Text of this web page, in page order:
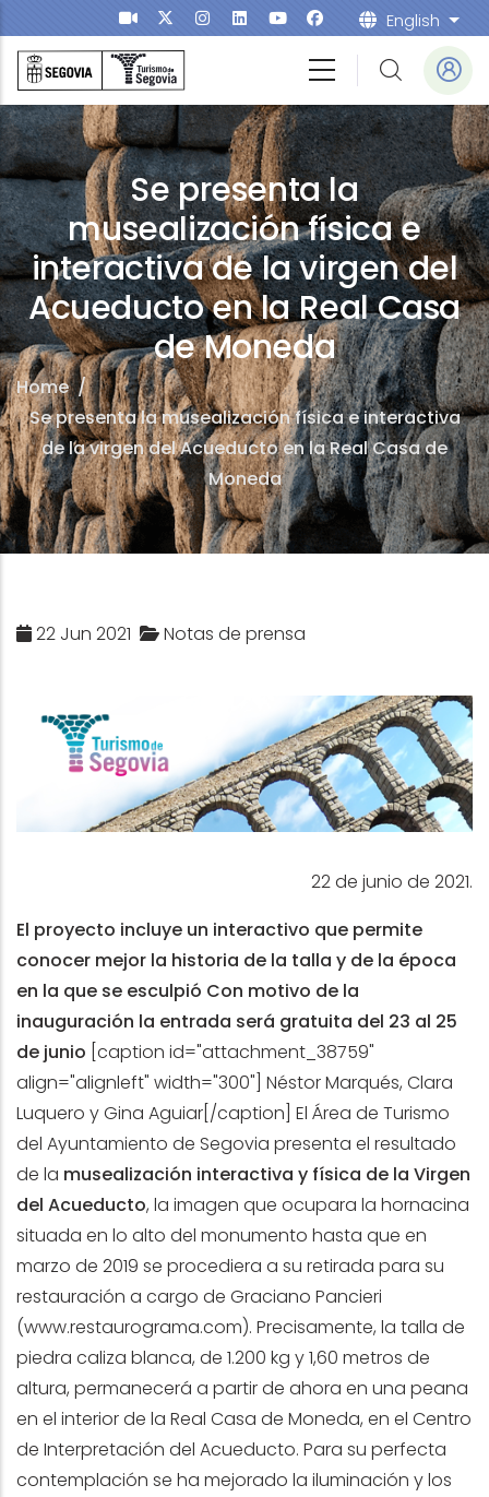
Skip to main content English List
Se presenta la
musealización física e
interactiva de la virgen del
Acueducto en la Real Casa
de Moneda
Home/
Se presenta la musealización física e interactiva
de la virgen del Acueducto en la Real Casa de
Moneda
22 Jun 2021 Notas de prensa
22 de junio de 2021.
El proyecto incluye un interactivo que permite
conocer mejor la historia de la talla y de la época
en la que se esculpió Con motivo de la
inauguración la entrada será gratuita del 23 al 25
de junio [caption id="attachment_38759"
align="alignleft" width="300"] Néstor Marqués, Clara
Luquero y Gina Aguiar[/caption] El Área de Turismo
del Ayuntamiento de Segovia presenta el resultado
de la musealización interactiva y física de la Virgen
del Acueducto, la imagen que ocupara la hornacina
situada en lo alto del monumento hasta que en
marzo de 2019 se procediera a su retirada para su
restauración a cargo de Graciano Pancieri
(www.restaurograma.com). Precisamente, la talla de
piedra caliza blanca, de 1.200 kg y 1,60 metros de
altura, permanecerá a partir de ahora en una peana
en el interior de la Real Casa de Moneda, en el Centro
de Interpretación del Acueducto. Para su perfecta
contemplación se ha mejorado la iluminación y los